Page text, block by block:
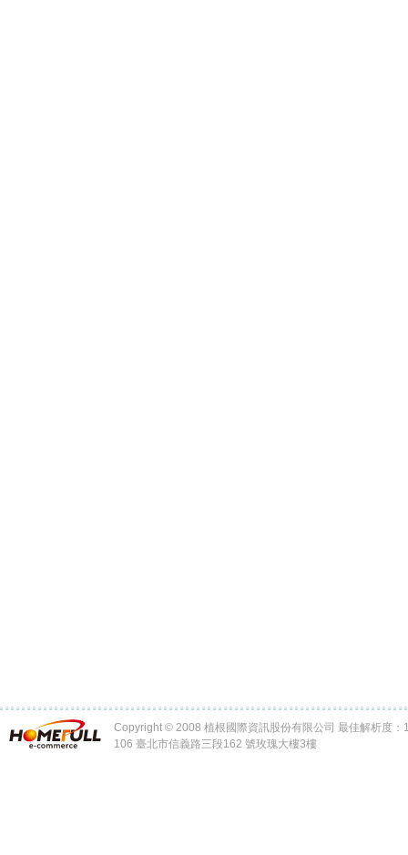
Copyright © 2008 植根國際資訊股份有限公司 最佳解析度：
106 臺北市信義路三段162 號玫瑰大樓3樓